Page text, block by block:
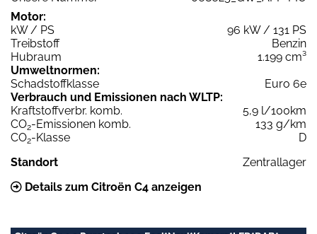
Motor:
kW / PS
96 kW / 131 PS
Treibstoff
Benzin
Hubraum
1.199 cm³
Umweltnormen:
Schadstoffklasse
Euro 6e
Verbrauch und Emissionen nach WLTP:
Kraftstoffverbr. komb.
5,9 l/100km
CO2-Emissionen komb.
133 g/km
CO2-Klasse
D
Standort
Zentrallager
Details zum Citroën C4 anzeigen